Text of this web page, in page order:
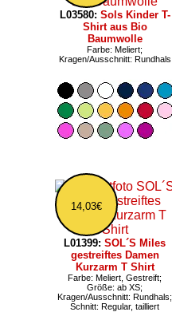
L03580: Sols Kinder T-
Shirt aus Bio
Baumwolle
Farbe: Meliert;
Kragen/Ausschnitt: Rundhals
14,03€
L01399: SOL´S Miles
gestreiftes Damen
Kurzarm T Shirt
Farbe: Meliert, Gestreift;
Größe: ab XS;
Kragen/Ausschnitt: Rundhals;
Schnitt: Regular, tailliert